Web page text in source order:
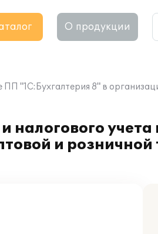
О продукции
ПП "1С:Бухгалтерия 8" в
налогового
и розничной